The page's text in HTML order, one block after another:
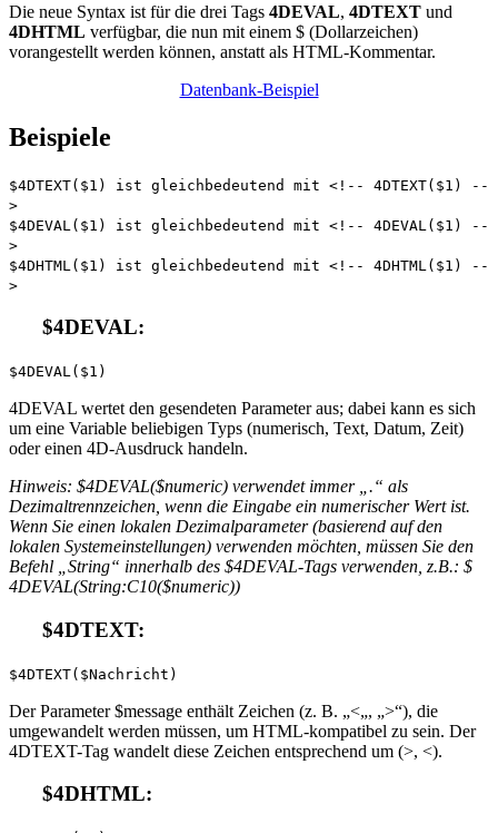
Die neue Syntax ist für die drei Tags 4DEVAL, 4DTEXT und
4DHTML verfügbar, die nun mit einem $ (Dollarzeichen)
vorangestellt werden können, anstatt als HTML-Kommentar.
Datenbank-Beispiel
Beispiele
$4DTEXT($1) ist gleichbedeutend mit <!-- 4DTEXT($1) --
>
$4DEVAL($1) ist gleichbedeutend mit <!-- 4DEVAL($1) --
>
$4DHTML($1) ist gleichbedeutend mit <!-- 4DHTML($1) --
>
$4DEVAL:
$4DEVAL($1)
4DEVAL wertet den gesendeten Parameter aus; dabei kann es sich
um eine Variable beliebigen Typs (numerisch, Text, Datum, Zeit)
oder einen 4D-Ausdruck handeln.
Hinweis: $4DEVAL($numeric) verwendet immer „.“ als
Dezimaltrennzeichen, wenn die Eingabe ein numerischer Wert ist.
Wenn Sie einen lokalen Dezimalparameter (basierend auf den
lokalen Systemeinstellungen) verwenden möchten, müssen Sie den
Befehl „String“ innerhalb des $4DEVAL-Tags verwenden, z.B.: $
4DEVAL(String:C10($numeric))
$4DTEXT:
$4DTEXT($Nachricht)
Der Parameter $message enthält Zeichen (z. B. „<„, „>“), die
umgewandelt werden müssen, um HTML-kompatibel zu sein. Der
4DTEXT-Tag wandelt diese Zeichen entsprechend um (>, <).
$4DHTML: